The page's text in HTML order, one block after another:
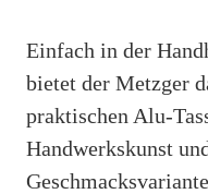
Einfach in der
bietet der Metzger
praktischen Alu-
Handwerkskunst